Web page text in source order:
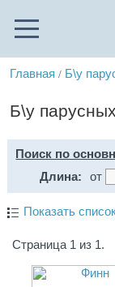
Главная / Б\у
Б\у
Поиск по
Длина:
от
Показать
Страница 1 из 1.